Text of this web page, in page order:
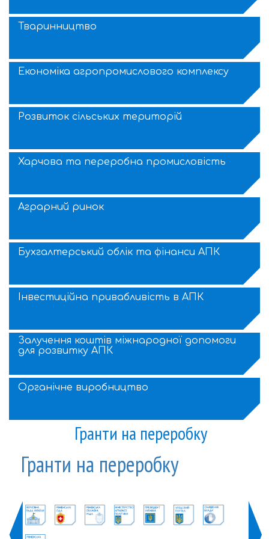
Тваринництво
Економіка агропромислового комплексу
Розвиток сільських територій
Харчова та переробна промисловість
Аграрний ринок
Бухгалтерський облік та фінанси АПК
Інвестиційна привабливість в АПК
Залучення коштів міжнародної допомоги
для розвитку АПК
Органічне виробництво
Гранти на переробку
Гранти на переробку